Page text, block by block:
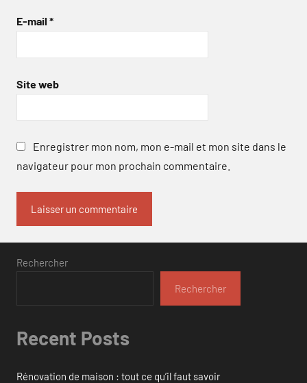
E-mail *
Site web
Enregistrer mon nom, mon e-mail et mon site dans le
navigateur pour mon prochain commentaire.
Rechercher
Rechercher
Recent Posts
Rénovation de maison : tout ce qu’il faut savoir